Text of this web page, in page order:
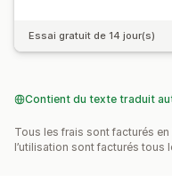
Essai gratuit de 14 jour(s)
Contient du texte traduit
Tous les frais sont facturés
l’utilisation sont facturés tous